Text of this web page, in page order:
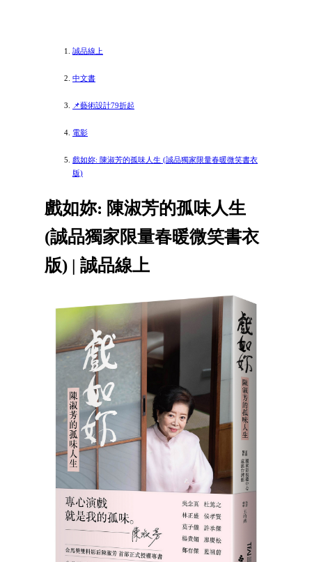
誠品線上
中文書
📌藝術設計79折起
電影
戲如妳: 陳淑芳的孤味人生 (誠品獨家限量春暖微笑書衣
版)
戲如妳: 陳淑芳的孤味人生
(誠品獨家限量春暖微笑書衣
版) | 誠品線上